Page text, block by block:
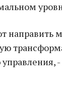
направить
управления,